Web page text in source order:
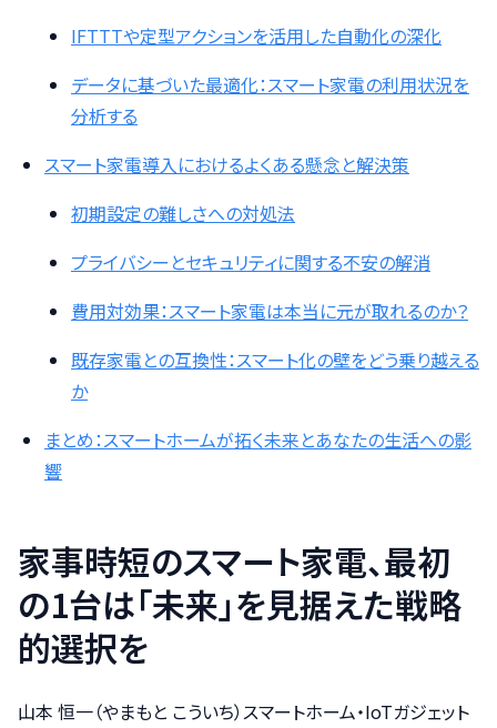
IFTTTや定型アクションを活用した自動化の深化
データに基づいた最適化：スマート家電の利用状況を
分析する
スマート家電導入におけるよくある懸念と解決策
初期設定の難しさへの対処法
プライバシーとセキュリティに関する不安の解消
費用対効果：スマート家電は本当に元が取れるのか？
既存家電との互換性：スマート化の壁をどう乗り越える
か
まとめ：スマートホームが拓く未来とあなたの生活への影
響
家事時短のスマート家電、最初
の1台は「未来」を見据えた戦略
的選択を
山本 恒一（やまもと こういち）スマートホーム・IoTガジェット